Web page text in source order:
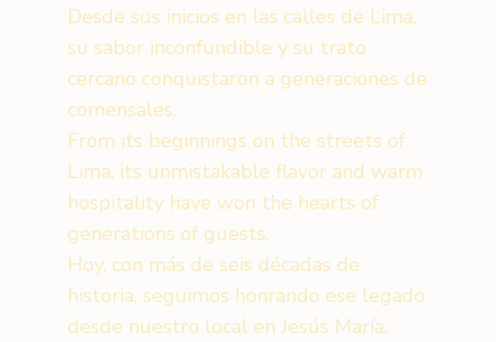
Desde sus inicios en las calles de Lima,
su sabor inconfundible y su trato
cercano conquistaron a generaciones de
comensales.
From its beginnings on the streets of
Lima, its unmistakable flavor and warm
hospitality have won the hearts of
generations of guests.
Hoy, con más de seis décadas de
historia, seguimos honrando ese legado
desde nuestro local en Jesús María,